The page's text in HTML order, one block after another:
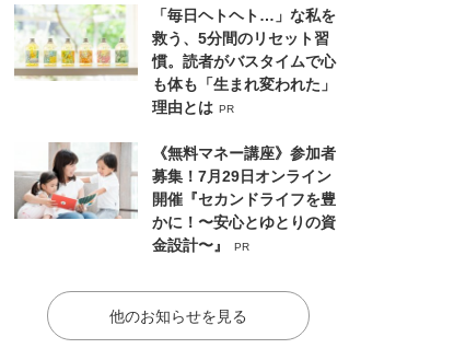
「毎日ヘトヘト…」な私を
救う、5分間のリセット習
慣。読者がバスタイムで心
も体も「生まれ変われた」
理由とは PR
《無料マネー講座》参加者
募集！7月29日オンライン
開催『セカンドライフを豊
かに！〜安心とゆとりの資
金設計〜』
PR
他のお知らせを見る